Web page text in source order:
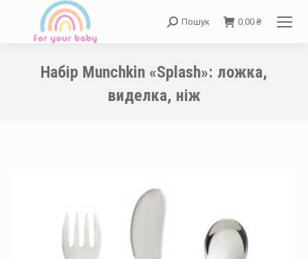
Search:
Пошук 0.00 ₴
Набір Munchkin «Splash»: ложка,
виделка, ніж